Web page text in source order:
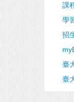
課
學
招
臺
臺